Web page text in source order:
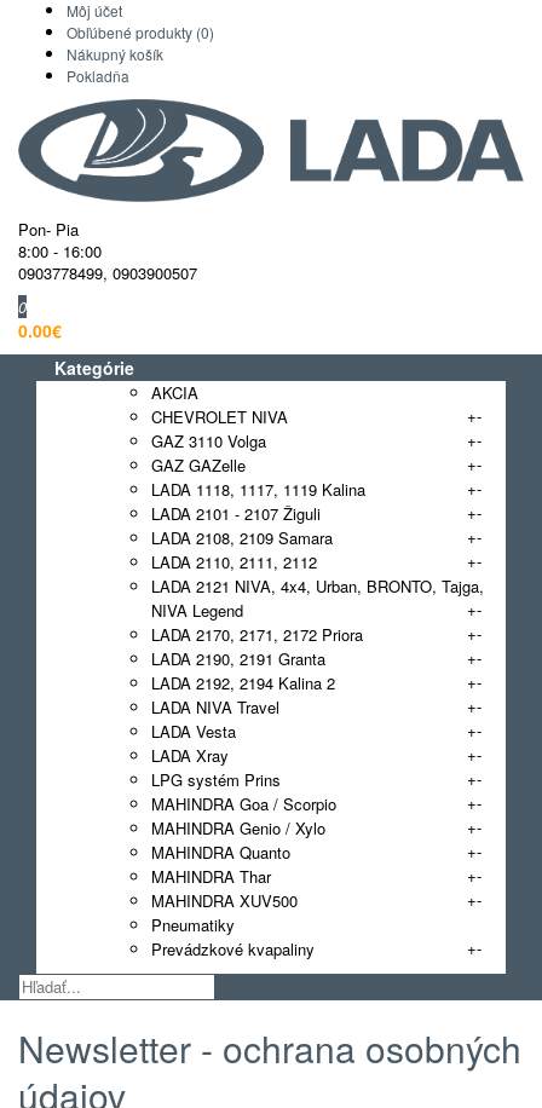
Môj účet
Obľúbené produkty (0)
Nákupný košík
Pokladňa
Pon- Pia
8:00 - 16:00
0903778499, 0903900507
0
0.00€
Kategórie
AKCIA
CHEVROLET NIVA
+-
GAZ 3110 Volga
+-
GAZ GAZelle
+-
LADA 1118, 1117, 1119 Kalina
+-
LADA 2101 - 2107 Žiguli
+-
LADA 2108, 2109 Samara
+-
LADA 2110, 2111, 2112
+-
LADA 2121 NIVA, 4x4, Urban, BRONTO, Tajga,
NIVA Legend
+-
LADA 2170, 2171, 2172 Priora
+-
LADA 2190, 2191 Granta
+-
LADA 2192, 2194 Kalina 2
+-
LADA NIVA Travel
+-
LADA Vesta
+-
LADA Xray
+-
LPG systém Prins
+-
MAHINDRA Goa / Scorpio
+-
MAHINDRA Genio / Xylo
+-
MAHINDRA Quanto
+-
MAHINDRA Thar
+-
MAHINDRA XUV500
+-
Pneumatiky
Prevádzkové kvapaliny
+-
Newsletter - ochrana osobných
údajov